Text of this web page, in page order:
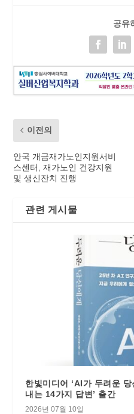
공유
이전의
안국 개금재가노인지원서비
스센터, 재가노인 건강지원
및 생신잔치 진행
관련 게시물
한빛미디어 ‘AI가 두려운
내는 14가지 답변’ 출간
2026년 07월 10일